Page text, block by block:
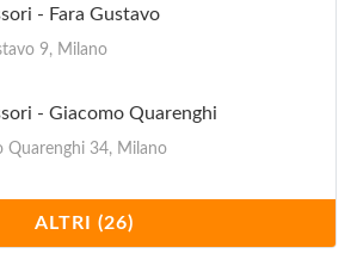
- Fara Gustavo
9, Milano
- Giacomo Quarenghi
Quarenghi 34, Milano
- Porta Romana
Romana 9, Milano
ALTRI (26)